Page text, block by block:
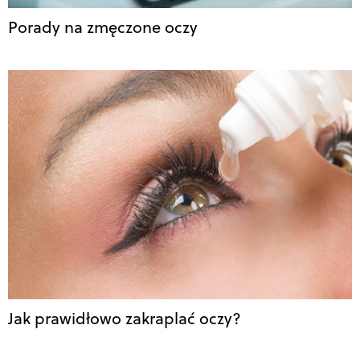
Porady na zmęczone oczy
Jak prawidłowo zakraplać oczy?